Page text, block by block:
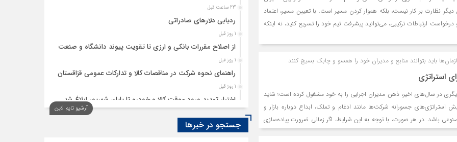
نظارت بر کار نیست، بلکه هموار کردن مسیر است. با تعیین مسیر، اعتماد
ارتباطات ترکیبی، می‌توانید پیشرفت تیم خود را تسریع کنید، نه اینکه
باید بتوانند منابع و مدیران خود را همسو و چابک بسیج کنند
استراتژی
در سال‌های اخیر، ذهن مدیران اجرایی را به خود مشغول کرده است؛ شاید
استراتژی‌های جسورانه شرکت‌ها مانند ادغام و تملک، ابداع دوباره بازار و
باشد. در هر صورت، با توجه به این شرایط، اگر زمانی ضرورت پیاده‌سازی
است، اکنون همان زمان است.
23 ساعت قبل
ردیابی دلارهای صادراتی
1 روز قبل
از اصلاح مقررات بانکی و ارزی تا تقویت پیوند دانشگاه و صنعت
1 روز قبل
راهنمای نحوه شرکت در مناقصات کالا و تدارکات عمومی قزاقستان
1 روز قبل
اختیار تمدید ورود موقت کالا و خودرو تا پایان شهریور ابلاغ شد
تمدید امکان استفادۀ واردکنندگان دارو از اوراق گام تا پایان سال
آرشیو تایم لاین
جستجو در خبرها